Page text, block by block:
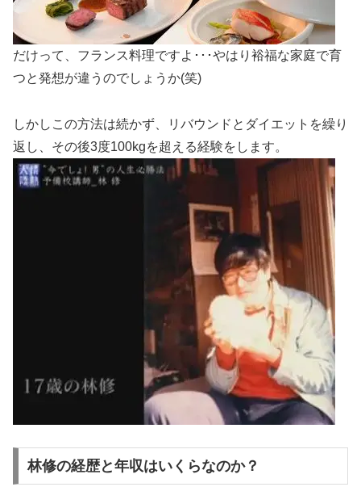
だけって、フランス料理ですよ･･･やはり裕福な家庭で育
つと発想が違うのでしょうか(笑)
しかしこの方法は続かず、リバウンドとダイエットを繰り
返し、その後3度100kgを超える経験をします。
林修の経歴と年収はいくらなのか？